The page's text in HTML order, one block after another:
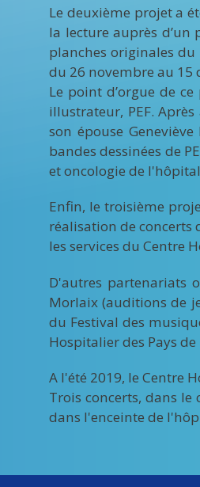
Le deuxième projet a
la lecture auprès d’un
planches originales du
du 26 novembre au 15
Le point d’orgue de
illustrateur, PEF.
son épouse
bandes dessinées de
et oncologie de
Enfin, le troisième
réalisation de concerts
les services du Centre
D'autres partenariats
Morlaix (auditions de
du Festival des
Hospitalier des Pays
A l'été 2019, le Centre
Trois concerts, dans
dans l'enceinte de